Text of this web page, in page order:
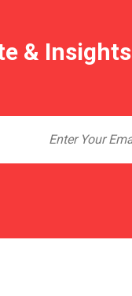
& Insights